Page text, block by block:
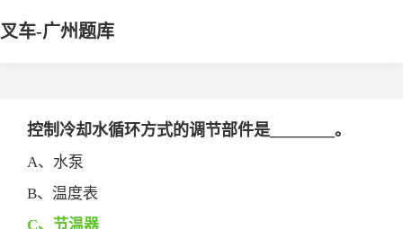
叉车-广州题库
控制冷却水循环方式的调节部件是________。
A、水泵
B、温度表
C、节温器